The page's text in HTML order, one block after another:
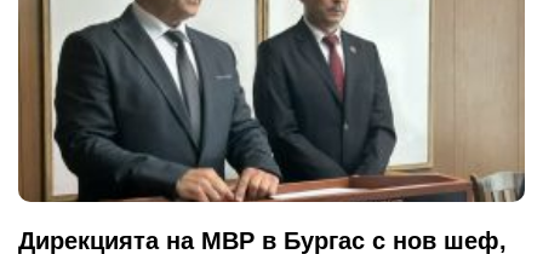
Дирекцията на МВР в Бургас с нов шеф,